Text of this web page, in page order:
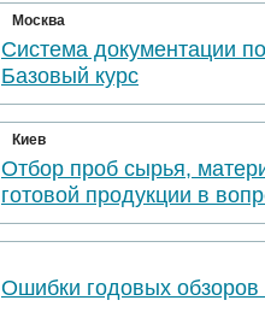
Москва
Система документации
Базовый курс
Киев
Отбор проб сырья,
готовой продукции в
Ошибки годовых обзоров